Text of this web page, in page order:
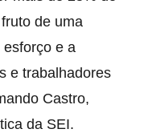
de uma
e a
e trabalhadores
Castro,
da SEI.